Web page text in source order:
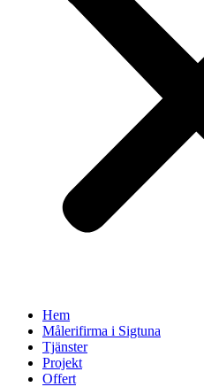
Hem
Målerifirma i Sigtuna
Tjänster
Projekt
Offert